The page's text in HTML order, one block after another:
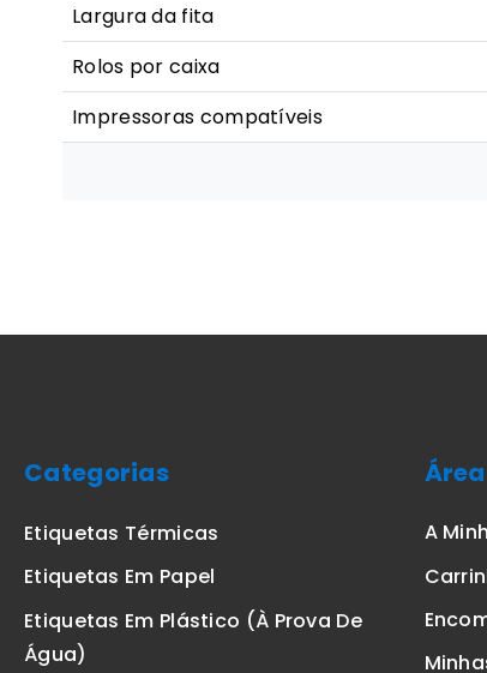
Largura da fita
Rolos por caixa
Impressoras compatíveis
Categorias
Etiquetas Térmicas
Etiquetas Em Papel
Etiquetas Em Plástico (à Prova De
Água)
A